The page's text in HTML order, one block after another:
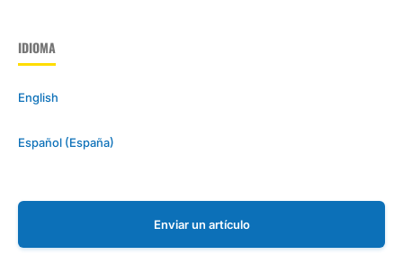
IDIOMA
English
Español (España)
Enviar un artículo